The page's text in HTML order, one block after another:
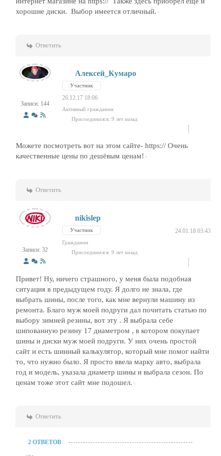
хорошие диски. Выбор имеется отличный.
Ответить
Записи: 144
Алексей_Кумаро
Участник
26.12.17 18:06
Активный гражданин
Присоединился: 9 лет назад
Можете посмотреть вот на этом сайте- https:// Очень
качественные цены по дешёвым ценам!
Ответить
Записи: 32
nikislep
Участник 24.01.18 03:43
Гражданин
Присоединился: 9 лет назад
Привет! Ну, ничего страшного, у меня была подобная
ситуация в предыдущем году. Я долго не знала, где
выбрать шины, после того, как мне вернули машину из
ремонта. Благо муж моей подруги дал почитать статью по
выбору зимней резины, вот эту . Я выбрала себе
шипованную резину 17 диаметром , в котором покупает
шины и диски муж моей подруги. У них очень простой
сайт и есть шинный калькулятор, который мне помог найти
то, что нужно было. Я просто ввела марку авто, выбрала
год и модель, указала диаметр шины и выбрала сезон. По
ценам тоже этот сайт мне подошел.
Ответить
2 ОТВЕТОВ